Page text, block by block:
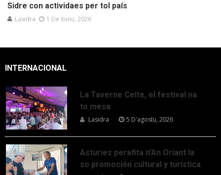
Sidre con actividaes per tol país
Lasidra 1 De Xunu, 2026
INTERNACIONAL
La Taverne Celte, el festival na
to mesa
Lasidra 5 D'agostu, 2026
Asturies perafita n’An Oriant la
so promoción cultural y turística